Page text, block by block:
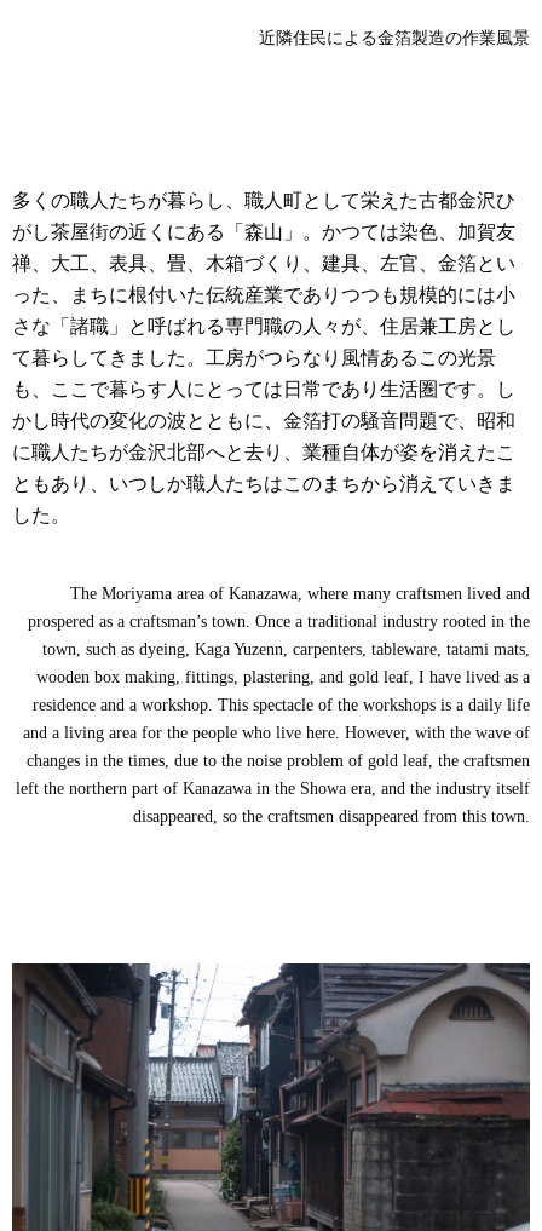
近隣住民による金箔製造の作業風景
多くの職人たちが暮らし、職人町として栄えた古都金沢ひ
がし茶屋街の近くにある「森山」。かつては染色、加賀友
禅、大工、表具、畳、木箱づくり、建具、左官、金箔とい
った、まちに根付いた伝統産業でありつつも規模的には小
さな「諸職」と呼ばれる専門職の人々が、住居兼工房とし
て暮らしてきました。工房がつらなり風情あるこの光景
も、ここで暮らす人にとっては日常であり生活圏です。し
かし時代の変化の波とともに、金箔打の騒音問題で、昭和
に職人たちが金沢北部へと去り、業種自体が姿を消えたこ
ともあり、いつしか職人たちはこのまちから消えていきま
した。
The Moriyama area of Kanazawa, where many craftsmen lived and
prospered as a craftsman’s town. Once a traditional industry rooted in the
town, such as dyeing, Kaga Yuzenn, carpenters, tableware, tatami mats,
wooden box making, fittings, plastering, and gold leaf, I have lived as a
residence and a workshop. This spectacle of the workshops is a daily life
and a living area for the people who live here. However, with the wave of
changes in the times, due to the noise problem of gold leaf, the craftsmen
left the northern part of Kanazawa in the Showa era, and the industry itself
disappeared, so the craftsmen disappeared from this town.